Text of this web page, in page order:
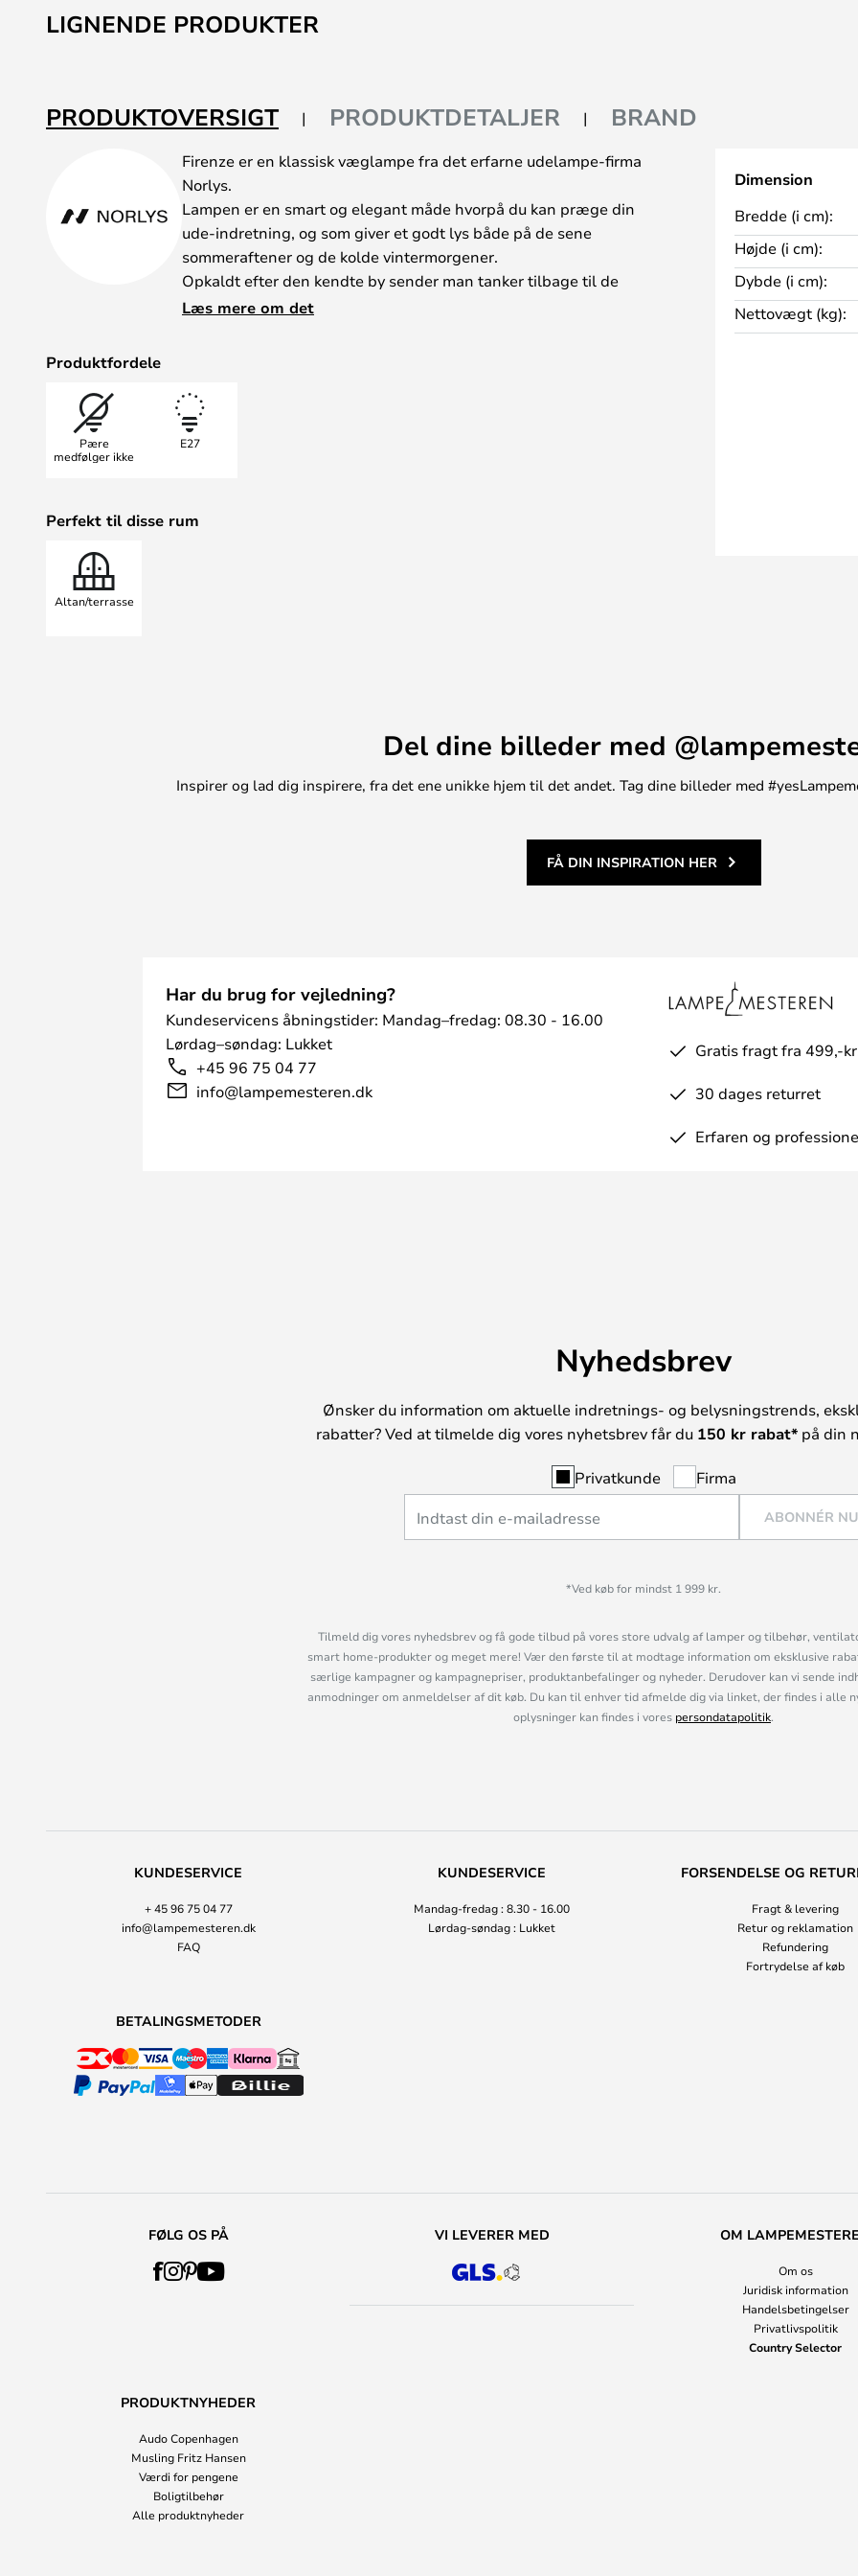
LIGNENDE PRODUKTER
PRODUKTOVERSIGT PRODUKTDETALJER BRAND
Firenze er en klassisk væglampe fra det erfarne udelampe-firma
Norlys.
Lampen er en smart og elegant måde hvorpå du kan præge din
ude-indretning, og som giver et godt lys både på de sene
sommeraftener og de kolde vintermorgener.
Opkaldt efter den kendte by sender man tanker tilbage til de
oplyste gader i natten – og man kan få et smukt civiliseret udtryk i
Læs mere om det
Produktfordele
Pære
medfølger ikke
E27
Perfekt til disse rum
Altan/terrasse
Dimension
Bredde (i cm):
Højde (i cm):
Dybde (i cm):
Nettovægt (kg):
Del dine billeder med
Inspirer og lad dig inspirere, fra det ene unikke hjem til det andet. Tag dine billeder med
FÅ DIN INSPIRATION HER
Har du brug for vejledning?
Kundeservicens åbningstider: Mandag–fredag: 08.30 - 16.00
Lørdag–søndag: Lukket
+45 96 75 04 77
info@lampemesteren.dk
Gratis fragt fra 499,-
30 dages returret
Erfaren og
Nyhedsbrev
Ønsker du information om aktuelle indretnings- og belysningstrends,
rabatter? Ved at tilmelde dig vores nyhetsbrev får du 150 kr rabat*på din
Privatkunde Firma
ABONNÉR NU
*Ved køb for mindst 1 999 kr.
Tilmeld dig vores nyhedsbrev og få gode tilbud på vores store udvalg af lamper og tilbehør,
smart home-produkter og meget mere! Vær den første til at modtage information om eksklusive
særlige kampagner og kampagnepriser, produktanbefalinger og nyheder. Derudover kan vi sende
anmodninger om anmeldelser af dit køb. Du kan til enhver tid afmelde dig via linket, der findes i alle
oplysninger kan findes i vores persondatapolitik.
KUNDESERVICE
+ 45 96 75 04 77
info@lampemesteren.dk
FAQ
KUNDESERVICE
Mandag-fredag : 8.30 - 16.00
Lørdag-søndag : Lukket
FORSENDELSE OG
Fragt & levering
Retur og reklamation
Refundering
Fortrydelse af køb
BETALINGSMETODER
FØLG OS PÅ VI LEVERER MED OM
Om os
Juridisk information
Handelsbetingelser
Privatlivspolitik
Country Selector
PRODUKTNYHEDER
Audo Copenhagen
Musling Fritz Hansen
Værdi for pengene
Boligtilbehør
Alle produktnyheder